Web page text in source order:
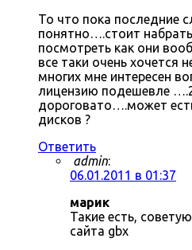
То что пока последние
понятно….стоит
посмотреть как они
все таки очень хочется
многих мне интересен
лицензию подешевле
дороговато….может
дисков ?
Ответить
admin:
06.01.2011 в 01:37
марик
Такие есть,
сайта gbx